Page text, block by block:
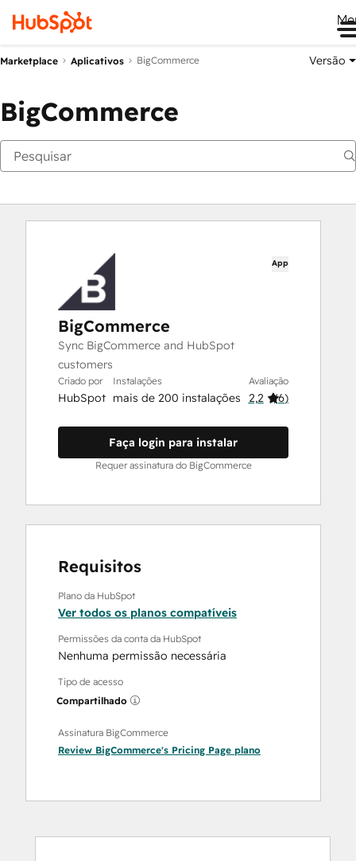
Marketplace Aplicativos BigCommerce Versão
BigCommerce
App
BigCommerce
Sync BigCommerce and HubSpot
customers
Criado por
HubSpot
Instalações
mais de 200 instalações
Avaliação
2,2 (6)
Faça login para instalar
Requer assinatura do BigCommerce
Requisitos
Plano da HubSpot
Ver todos os planos compatíveis
Permissões da conta da HubSpot
Nenhuma permissão necessária
Tipo de acesso
Compartilhado
Assinatura BigCommerce
Review BigCommerce's Pricing Page plano